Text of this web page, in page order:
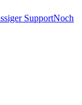
SupportNoch